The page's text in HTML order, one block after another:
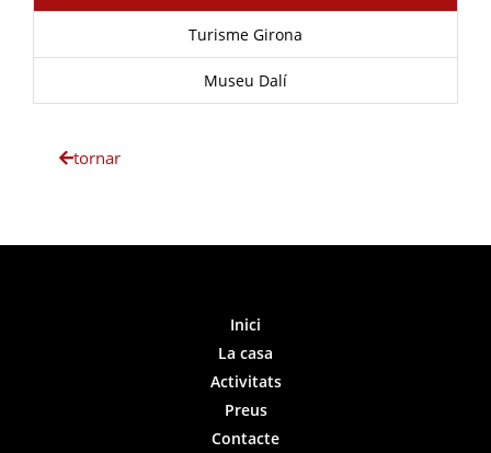
Turisme Girona
Museu Dalí
tornar
Inici
La casa
Activitats
Preus
Contacte